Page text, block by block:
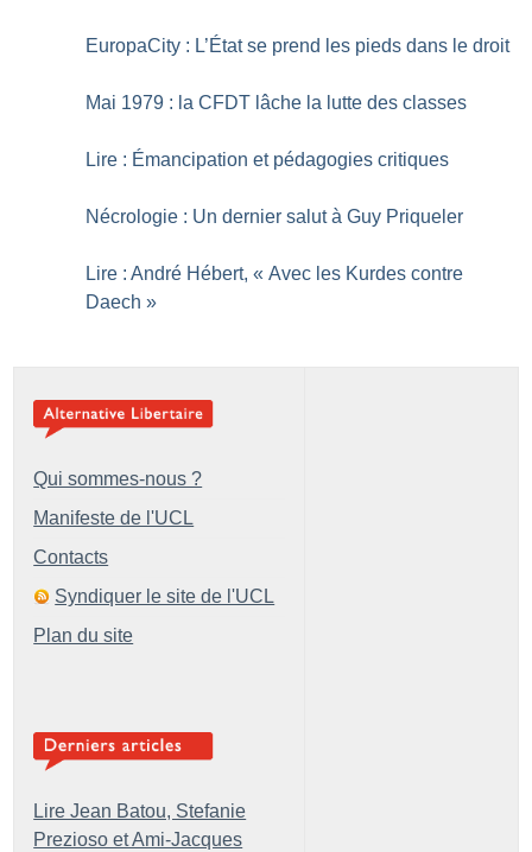
EuropaCity : L’État se prend les pieds dans le droit
Mai 1979 : la CFDT lâche la lutte des classes
Lire : Émancipation et pédagogies critiques
Nécrologie : Un dernier salut à Guy Priqueler
Lire : André Hébert, « Avec les Kurdes contre
Daech »
Qui sommes-nous ?
Manifeste de l'UCL
Contacts
Syndiquer le site de l'UCL
Plan du site
Lire Jean Batou, Stefanie
Prezioso et Ami-Jacques